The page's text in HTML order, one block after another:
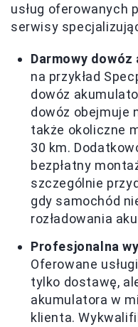
usług oferowanych
serwisy
Darmowy
na przykład
dowóz
dowóz obejmuje
także okoliczne
30 km.
bezpłatny
szczególnie
gdy samochód
rozładowania
Profesjonalna
Oferowane
tylko dostawę,
akumulatora w
klienta.